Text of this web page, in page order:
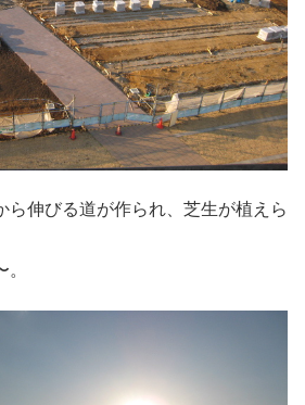
ら伸びる道が作られ、芝生が植えら